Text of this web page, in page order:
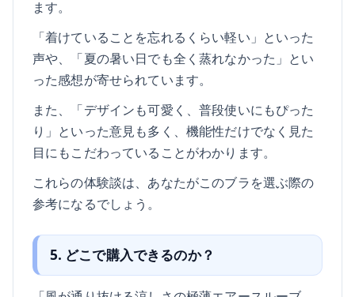
ます。
「着けていることを忘れるくらい軽い」といった
声や、「夏の暑い日でも全く蒸れなかった」とい
った感想が寄せられています。
また、「デザインも可愛く、普段使いにもぴった
り」といった意見も多く、機能性だけでなく見た
目にもこだわっていることがわかります。
これらの体験談は、あなたがこのブラを選ぶ際の
参考になるでしょう。
5. どこで購入できるのか？